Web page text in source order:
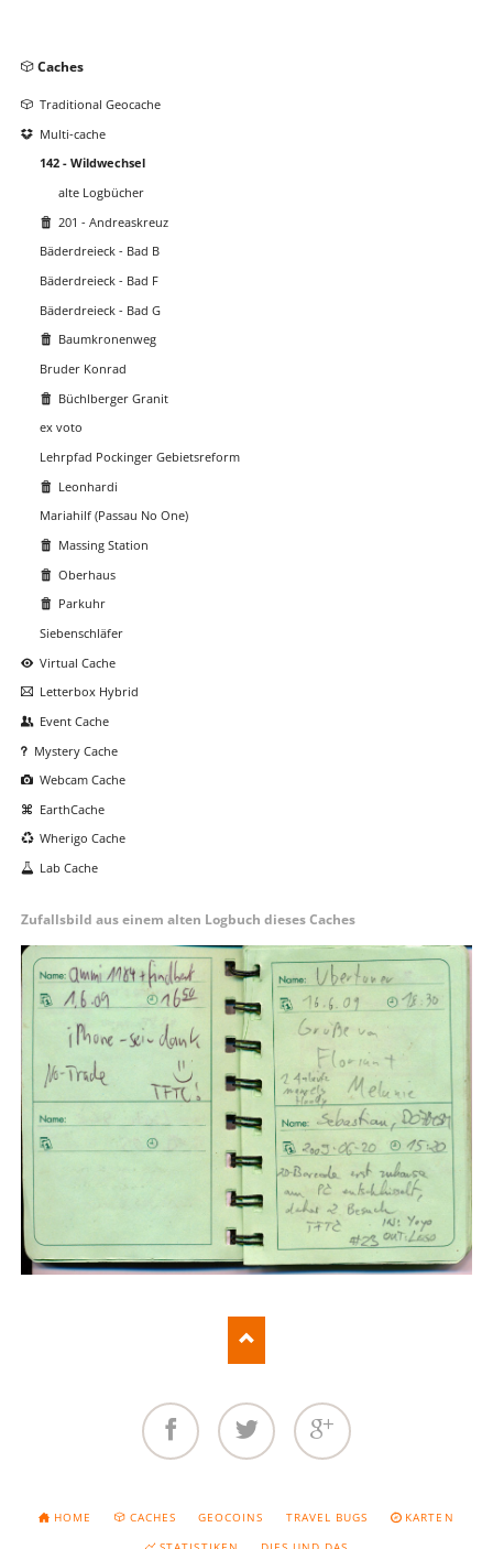
Navigation
Caches
Traditional Geocache
Multi-cache
142 - Wildwechsel
alte Logbücher
201 - Andreaskreuz
Bäderdreieck - Bad B
Bäderdreieck - Bad F
Bäderdreieck - Bad G
Baumkronenweg
Bruder Konrad
Büchlberger Granit
ex voto
Lehrpfad Pockinger Gebietsreform
Leonhardi
Mariahilf (Passau No One)
Massing Station
Oberhaus
Parkuhr
Siebenschläfer
Virtual Cache
Letterbox Hybrid
Event Cache
Mystery Cache
Webcam Cache
EarthCache
Wherigo Cache
Lab Cache
Zufallsbild aus einem alten Logbuch dieses Caches
NAVIGATION
HOME CACHES GEOCOINS TRAVEL BUGS
KARTEN